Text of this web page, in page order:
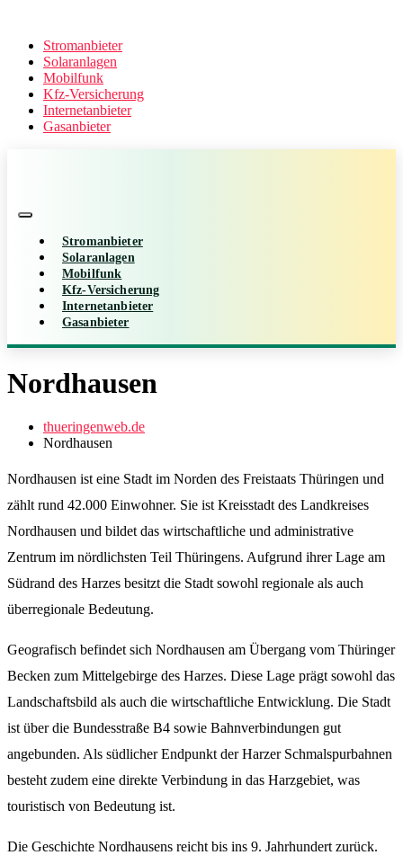
Stromanbieter
Solaranlagen
Mobilfunk
Kfz-Versicherung
Internetanbieter
Gasanbieter
Stromanbieter
Solaranlagen
Mobilfunk
Kfz-Versicherung
Internetanbieter
Gasanbieter
Nordhausen
thueringenweb.de
Nordhausen
Nordhausen ist eine Stadt im Norden des Freistaats Thüringen und
zählt rund 42.000 Einwohner. Sie ist Kreisstadt des Landkreises
Nordhausen und bildet das wirtschaftliche und administrative
Zentrum im nördlichsten Teil Thüringens. Aufgrund ihrer Lage am
Südrand des Harzes besitzt die Stadt sowohl regionale als auch
überregionale Bedeutung.
Geografisch befindet sich Nordhausen am Übergang vom Thüringer
Becken zum Mittelgebirge des Harzes. Diese Lage prägt sowohl das
Landschaftsbild als auch die wirtschaftliche Entwicklung. Die Stadt
ist über die Bundesstraße B4 sowie Bahnverbindungen gut
angebunden. Als südlicher Endpunkt der Harzer Schmalspurbahnen
besteht zudem eine direkte Verbindung in das Harzgebiet, was
touristisch von Bedeutung ist.
Die Geschichte Nordhausens reicht bis ins 9. Jahrhundert zurück.